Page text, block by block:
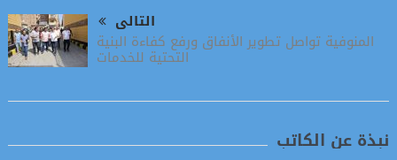
التالى
المنوفية تواصل تطوير الأنفاق ورفع كفاءة البنية
التحتية للخدمات
نبذة عن الكاتب